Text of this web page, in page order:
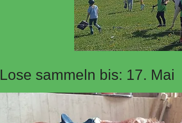
Lose sammeln bis: 17. Mai